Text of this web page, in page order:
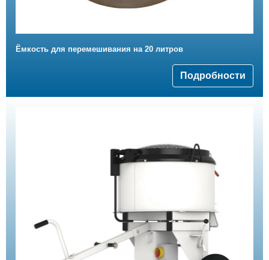
Ёмкость для перемешивания на 20 литров
Подробности